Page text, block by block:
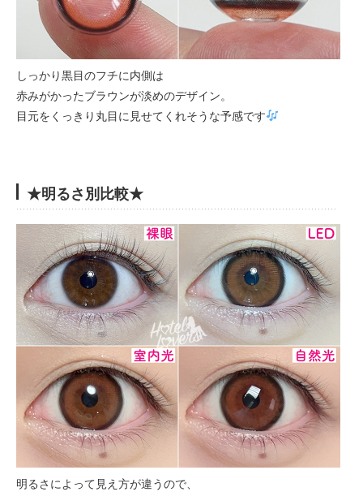
しっかり黒目のフチに内側は
赤みがかったブラウンが淡めのデザイン。
目元をくっきり丸目に見せてくれそうな予感です
★明るさ別比較★
明るさによって見え方が違うので、